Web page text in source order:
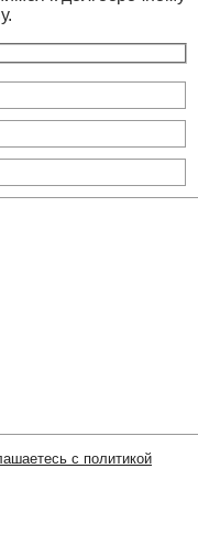
с политикой